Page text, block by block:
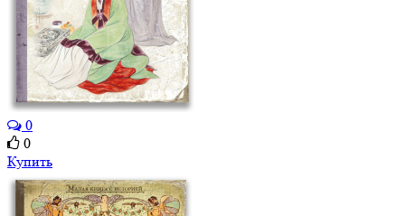
0
0
Купить